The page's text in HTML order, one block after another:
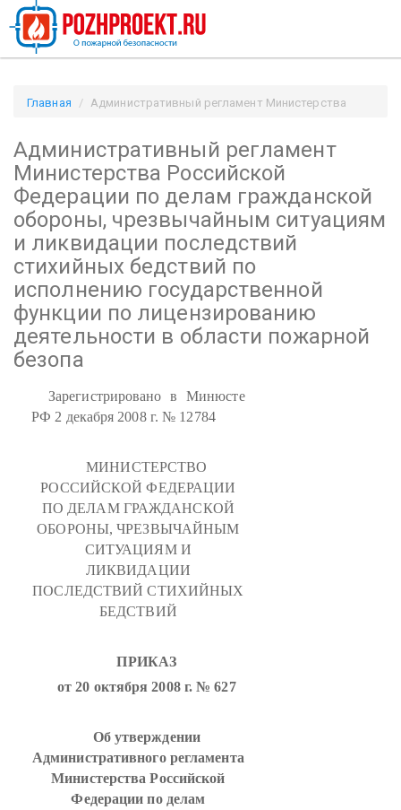
Главная
Административный регламент Министерства
чрезвычайным ситуациям и ликвидации последствий
стихийных бедствий по исполнению государственной
функции по лицензированию деятельности в области
пожарной безопа / Pozhproekt.ru
Административный регламент
Министерства Российской
Федерации по делам гражданской
обороны, чрезвычайным ситуациям
и ликвидации последствий
стихийных бедствий по
исполнению государственной
функции по лицензированию
деятельности в области пожарной
безопа
Зарегистрировано в Минюсте
РФ 2 декабря 2008 г. № 12784
МИНИСТЕРСТВО
РОССИЙСКОЙ ФЕДЕРАЦИИ
ПО ДЕЛАМ ГРАЖДАНСКОЙ
ОБОРОНЫ, ЧРЕЗВЫЧАЙНЫМ
СИТУАЦИЯМ И
ЛИКВИДАЦИИ
ПОСЛЕДСТВИЙ СТИХИЙНЫХ
БЕДСТВИЙ
ПРИКАЗ
от 20 октября 2008 г. № 627
Об утверждении
Административного регламента
Министерства Российской
Федерации по делам